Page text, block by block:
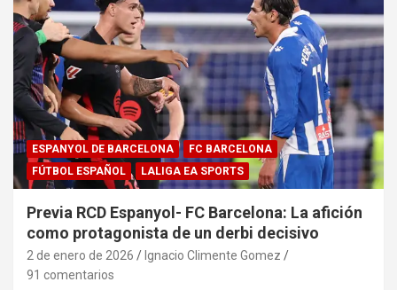
ESPANYOL DE BARCELONA
FC BARCELONA
FÚTBOL ESPAÑOL
LALIGA EA SPORTS
Previa RCD Espanyol- FC Barcelona: La afición
como protagonista de un derbi decisivo
2 de enero de 2026
Ignacio Climente Gomez
91 comentarios